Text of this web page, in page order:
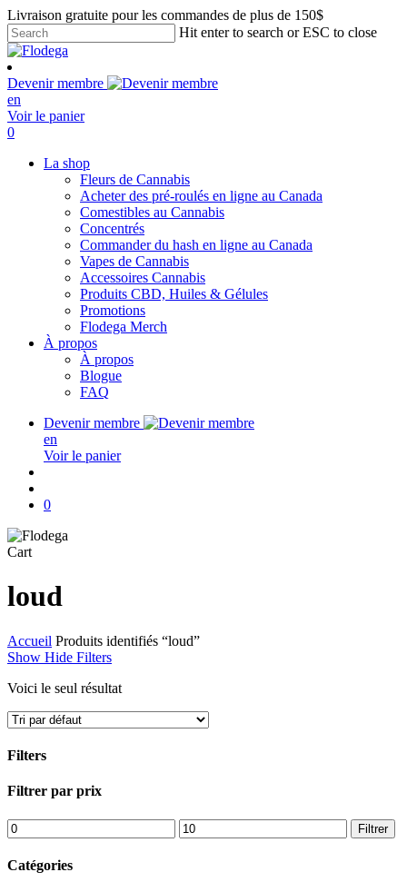
Skip
to
main
content
Livraison gratuite pour les commandes de plus de 150$
Hit enter to search or ESC to close
Close
Search
Devenir membre
en
Voir le panier
search
account
0
La shop
Fleurs de Cannabis
Acheter des pré-roulés en ligne au Canada
Comestibles au Cannabis
Concentrés
Commander du hash en ligne au Canada
Vapes de Cannabis
Accessoires Cannabis
Produits CBD, Huiles & Gélules
Promotions
Flodega Merch
À propos
À propos
Blogue
FAQ
Devenir membre
en
Voir le panier
0
CartClose
loud
Accueil Produits identifiés “loud”
Show Hide Filters
Voici le seul résultat
Filters
Close
Filtrer par prix
Prix
min
Prix
max
Filtrer
Catégories